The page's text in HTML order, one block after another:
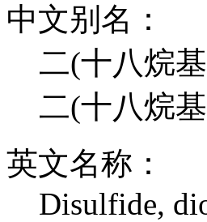
中文别名：
二(十八烷
二(十八烷
英文名称：
Disulfide,